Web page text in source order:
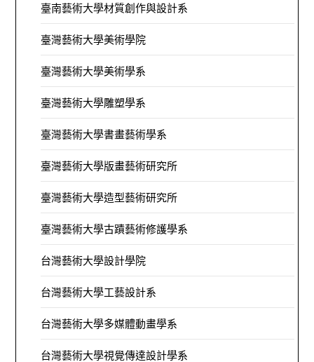
臺南藝術大學材質創作與設計系
臺灣藝術大學美術學院
臺灣藝術大學美術學系
臺灣藝術大學雕塑學系
臺灣藝術大學書畫藝術學系
臺灣藝術大學版畫藝術研究所
臺灣藝術大學造型藝術研究所
臺灣藝術大學古蹟藝術修護學系
台灣藝術大學設計學院
台灣藝術大學工藝設計系
台灣藝術大學多媒體動畫學系
台灣藝術大學視覺傳達設計學系